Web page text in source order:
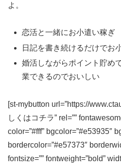
よ。
恋活と一緒にお小遣い稼ぎ
日記を書き続けるだけでお
婚活しながらポイント貯め
業できるのでおいしい
[st-mybutton url=”https://
しくはコチラ” rel=””
color=”#fff” bgcolor=”#e53935″
bordercolor=”#e57373″
fontsize=”” fontweight=”bold”